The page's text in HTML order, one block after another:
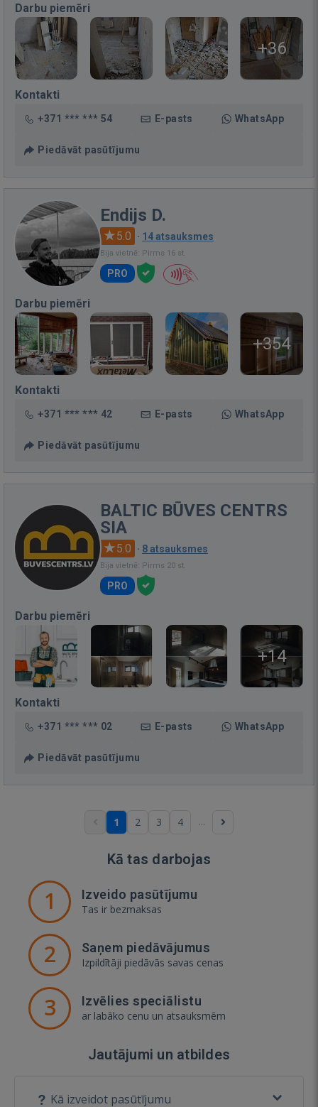
Darbu piemēri
+36
Kontakti
+371 *** *** 54 E-pasts WhatsApp
Piedāvāt pasūtījumu
Endijs D.
5.0 · 14 atsauksmes
Bija vietnē: Pirms 16 st.
PRO
Darbu piemēri
+354
Kontakti
+371 *** *** 42 E-pasts WhatsApp
Piedāvāt pasūtījumu
BALTIC BŪVES CENTRS
SIA
5.0 · 8 atsauksmes
Bija vietnē: Pirms 20 st.
PRO
Darbu piemēri
+14
Kontakti
+371 *** *** 02 E-pasts WhatsApp
Piedāvāt pasūtījumu
1 2 3 4 ...
Kā tas darbojas
1 Izveido pasūtījumu
Tas ir bezmaksas
2 Saņem piedāvājumus
Izpildītāji piedāvās savas cenas
3 Izvēlies speciālistu
ar labāko cenu un atsauksmēm
Jautājumi un atbildes
Kā izveidot pasūtījumu